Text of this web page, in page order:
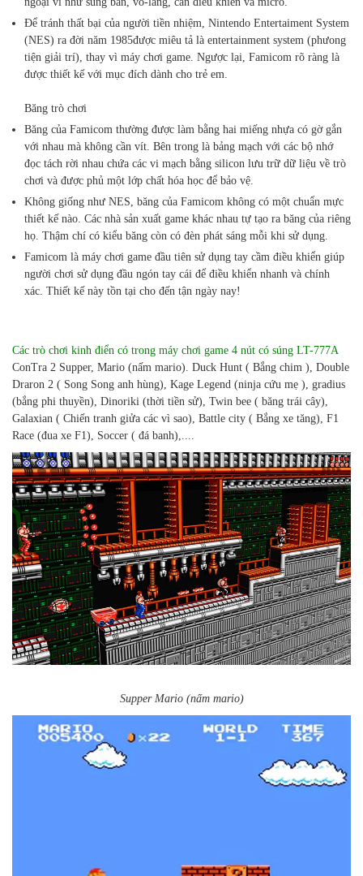
Để tránh thất bại của người tiền nhiệm, Nintendo Entertaiment System
(NES) ra đời năm 1985được miêu tả là entertainment system (phưong
tiện giải trí), thay vì máy chơi game. Ngược lại, Famicom rõ ràng là
được thiết kế với mục đích dành cho trẻ em.
Băng trò chơi
Băng của Famicom thường được làm bằng hai miếng nhựa có gờ gắn
với nhau mà không cần vít. Bên trong là bảng mạch với các bộ nhớ
đọc tách rời nhau chứa các vi mạch bằng silicon lưu trữ dữ liệu về trò
chơi và được phủ một lớp chất hóa học để bảo vệ.
Không giống như NES, băng của Famicom không có một chuẩn mực
thiết kế nào. Các nhà sản xuất game khác nhau tự tạo ra băng của riêng
họ. Thậm chí có kiểu băng còn có đèn phát sáng mỗi khi sử dụng.
Famicom là máy chơi game đầu tiên sử dụng tay cầm điều khiển giúp
người chơi sử dụng đầu ngón tay cái để điều khiển nhanh và chính
xác. Thiết kế này tồn tại cho đến tận ngày nay!
Các trò chơi kinh điển có trong máy chơi game 4 nút có súng LT-777A
ConTra 2 Supper, Mario (nấm mario). Duck Hunt ( Bắng chim ), Double
Draron 2 ( Song Song anh hùng), Kage Legend (ninja cứu mẹ ), gradius
(bắng phi thuyền), Dinoriki (thời tiền sử), Twin bee ( băng trái cây),
Galaxian ( Chiến tranh giửa các vì sao), Battle city ( Bắng xe tăng), F1
Race (đua xe F1), Soccer ( đá banh),....
Supper Mario (nấm mario)